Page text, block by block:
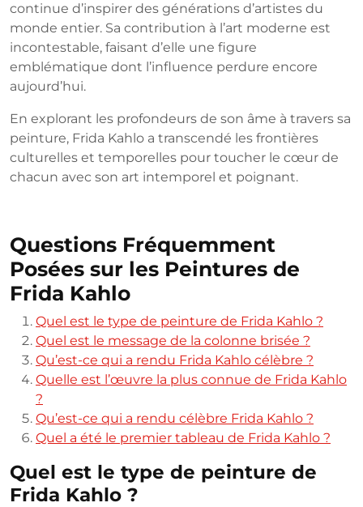
continue d’inspirer des générations d’artistes du
monde entier. Sa contribution à l’art moderne est
incontestable, faisant d’elle une figure
emblématique dont l’influence perdure encore
aujourd’hui.
En explorant les profondeurs de son âme à travers sa
peinture, Frida Kahlo a transcendé les frontières
culturelles et temporelles pour toucher le cœur de
chacun avec son art intemporel et poignant.
Questions Fréquemment
Posées sur les Peintures de
Frida Kahlo
Quel est le type de peinture de Frida Kahlo ?
Quel est le message de la colonne brisée ?
Qu’est-ce qui a rendu Frida Kahlo célèbre ?
Quelle est l’œuvre la plus connue de Frida Kahlo
?
Qu’est-ce qui a rendu célèbre Frida Kahlo ?
Quel a été le premier tableau de Frida Kahlo ?
Quel est le type de peinture de
Frida Kahlo ?